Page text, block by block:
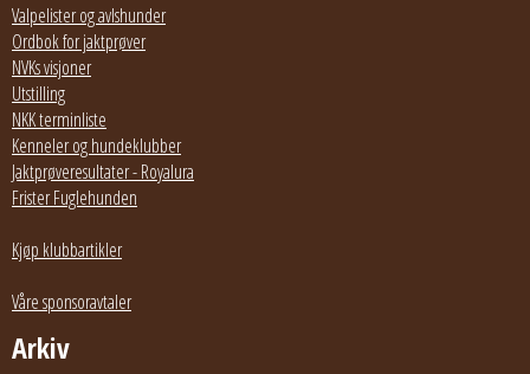
Valpelister og avlshunder
Ordbok for jaktprøver
NVKs visjoner
Utstilling
NKK terminliste
Kenneler og hundeklubber
Jaktprøveresultater - Royalura
Frister Fuglehunden
Kjøp klubbartikler
Våre sponsoravtaler
Arkiv